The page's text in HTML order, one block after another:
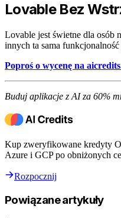
Lovable Bez
Lovable jest świetne dla osób
innych ta sama
Poproś o wycenę na
Buduj aplikacje z AI za 60%
Kup zweryfikowane kredyty
Azure i GCP po obniżonych
Rozpocznij
Powiązane artykuły